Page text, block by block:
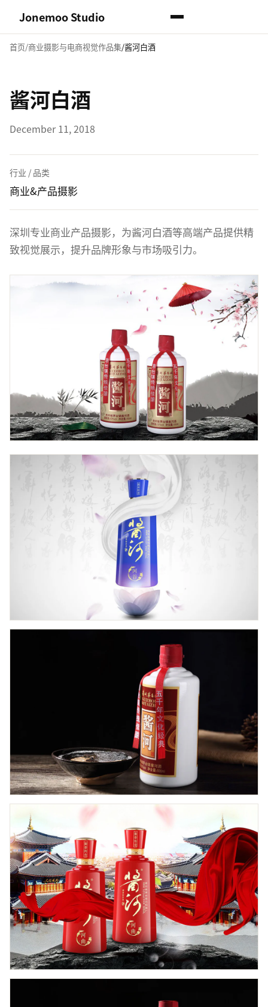
Jonemoo Studio
首页 商业摄影与电商视觉作品集 酱河白酒
酱河白酒
December 11, 2018
行业 / 品类
商业&产品摄影
深圳专业商业产品摄影，为酱河白酒等高端产品提供精
致视觉展示，提升品牌形象与市场吸引力。